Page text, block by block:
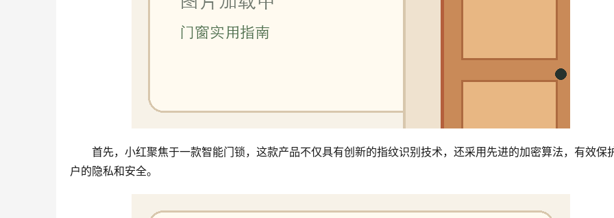
首先，小红聚焦于一款智能门锁，这款产品不仅具有创新的指纹识别技术，还采用先进的加密算法，有效保
户的隐私和安全。